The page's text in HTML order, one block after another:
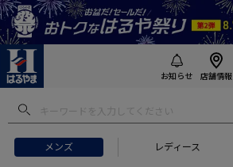
お知らせ 店舗情報
メンズ レディース